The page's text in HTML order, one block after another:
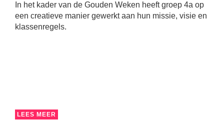
In het kader van de Gouden Weken heeft groep 4a op
een creatieve manier gewerkt aan hun missie, visie en
klassenregels.
LEES MEER